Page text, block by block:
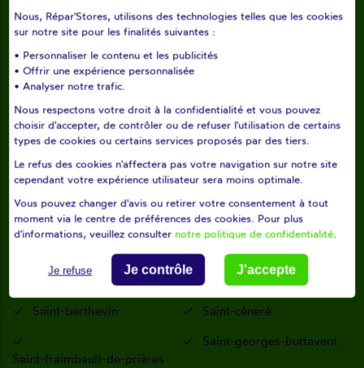
Le horps
Le housseau-brétignolles
Louverné
Louvigné
L'huisserie
Montflours
Montigné-le-brillant
Montourtier
Montreuil-poulay
Nuillé-sur-vicoin
Oisseau
Parigné-sur-braye
Placé
Sacé
Saint-baudelle
Saint-berthevin
Saint-céneré
Saint-fraimbault-de-prières
Saint-georges-buttavent
Nous, Répar'Stores, utilisons des technologies telles que les cookies
sur notre site pour les finalités suivantes :
• Personnaliser le contenu et les publicités
• Offrir une expérience personnalisée
• Analyser notre trafic.
Nous respectons votre droit à la confidentialité et vous pouvez
choisir d'accepter, de contrôler ou de refuser l'utilisation de certains
types de cookies ou certains services proposés par des tiers.
Le refus des cookies n'affectera pas votre navigation sur notre site
cependant votre expérience utilisateur sera moins optimale.
Vous pouvez changer d'avis ou retirer votre consentement à tout
moment via le centre de préférences des cookies. Pour plus
d'informations, veuillez consulter notre politique de confidentialité.
Je refuse Je contrôle J'accepte